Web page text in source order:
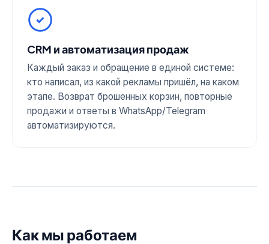
CRM и автоматизация продаж
Каждый заказ и обращение в единой системе:
кто написал, из какой рекламы пришёл, на каком
этапе. Возврат брошенных корзин, повторные
продажи и ответы в WhatsApp/Telegram
автоматизируются.
Как мы работаем